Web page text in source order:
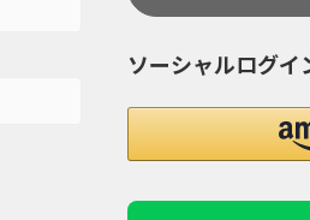
ソーシャルログイ